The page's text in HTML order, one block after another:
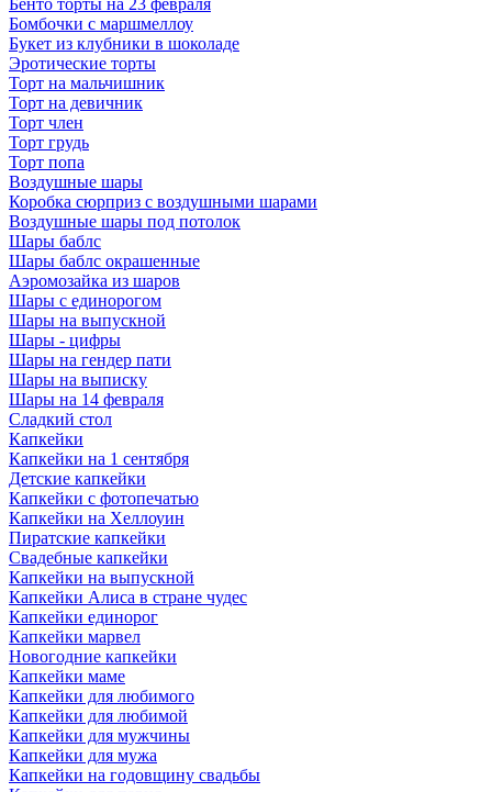
Бенто торты на 23 февраля
Бомбочки с маршмеллоу
Букет из клубники в шоколаде
Эротические торты
Торт на мальчишник
Торт на девичник
Торт член
Торт грудь
Торт попа
Воздушные шары
Коробка сюрприз с воздушными шарами
Воздушные шары под потолок
Шары баблс
Шары баблс окрашенные
Аэромозайка из шаров
Шары с единорогом
Шары на выпускной
Шары - цифры
Шары на гендер пати
Шары на выписку
Шары на 14 февраля
Сладкий стол
Капкейки
Капкейки на 1 сентября
Детские капкейки
Капкейки с фотопечатью
Капкейки на Хеллоуин
Пиратские капкейки
Свадебные капкейки
Капкейки на выпускной
Капкейки Алиса в стране чудес
Капкейки единорог
Капкейки марвел
Новогодние капкейки
Капкейки маме
Капкейки для любимого
Капкейки для любимой
Капкейки для мужчины
Капкейки для мужа
Капкейки на годовщину свадьбы